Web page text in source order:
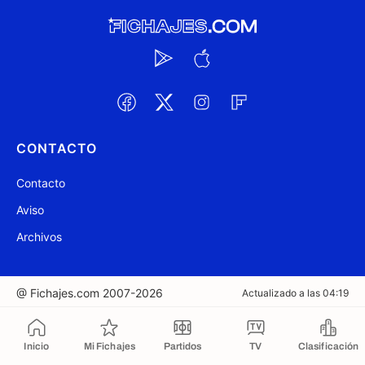
Inicio Mi Fichajes Partidos TV Clasificación
CONTACTO
Contacto
Aviso
Archivos
@ Fichajes.com 2007-2026 Actualizado a las 04:19
Copiado al portapapeles